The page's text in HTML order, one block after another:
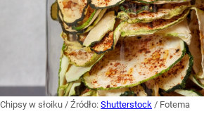
Chipsy w słoiku / Źródło: Shutterstock / Fotema